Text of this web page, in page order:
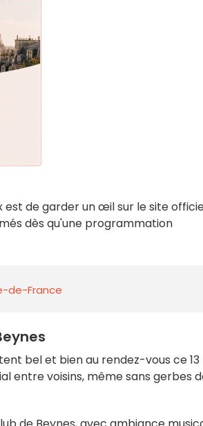
de garder un œil sur le site
dès qu'une programmation
de-France
bel et bien au rendez-vous ce 13
entre voisins, même sans gerbes